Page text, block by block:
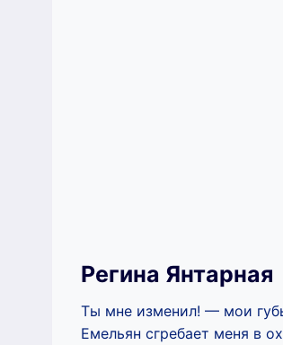
Регина Янтарная
Ты мне изменил! — мои
Емельян сгребает меня в